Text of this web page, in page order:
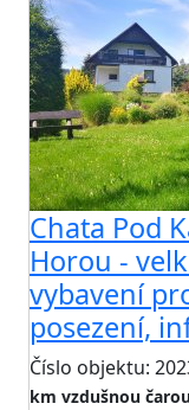
Chata Pod
Horou -
vybavení
posezení,
Číslo objektu:
km vzdušnou